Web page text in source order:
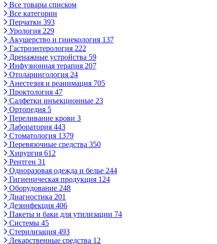
Все товары списком
Все категории
Перчатки 393
Урология 229
Акушерство и гинекология 137
Гастроэнтерология 222
Дренажные устройства 59
Инфузионная терапия 207
Отоларингология 24
Анестезия и реанимация 705
Проктология 47
Салфетки инъекционные 23
Ортопедия 5
Переливание крови 3
Лаборатория 443
Стоматология 1379
Перевязочные средства 350
Хирургия 612
Рентген 31
Одноразовая одежда и белье 244
Гигиеническая продукция 124
Оборудование 248
Диагностика 201
Дезинфекция 406
Пакеты и баки для утилизации 74
Системы 45
Стерилизация 493
Лекарственные средства 12